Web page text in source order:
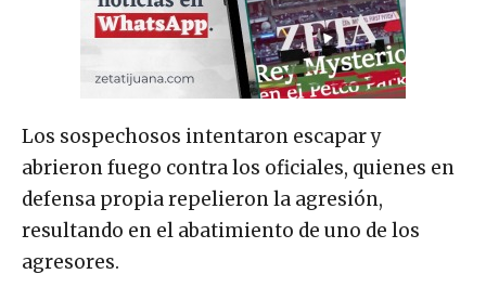
Los sospechosos intentaron escapar y
abrieron fuego contra los oficiales, quienes en
defensa propia repelieron la agresión,
resultando en el abatimiento de uno de los
agresores.